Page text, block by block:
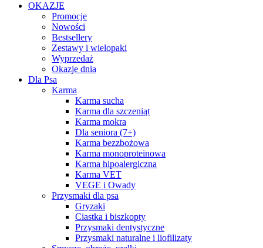
OKAZJE
Promocje
Nowości
Bestsellery
Zestawy i wielopaki
Wyprzedaż
Okazje dnia
Dla Psa
Karma
Karma sucha
Karma dla szczeniąt
Karma mokra
Dla seniora (7+)
Karma bezzbożowa
Karma monoproteinowa
Karma hipoalergiczna
Karma VET
VEGE i Owady
Przysmaki dla psa
Gryzaki
Ciastka i biszkopty
Przysmaki dentystyczne
Przysmaki naturalne i liofilizaty